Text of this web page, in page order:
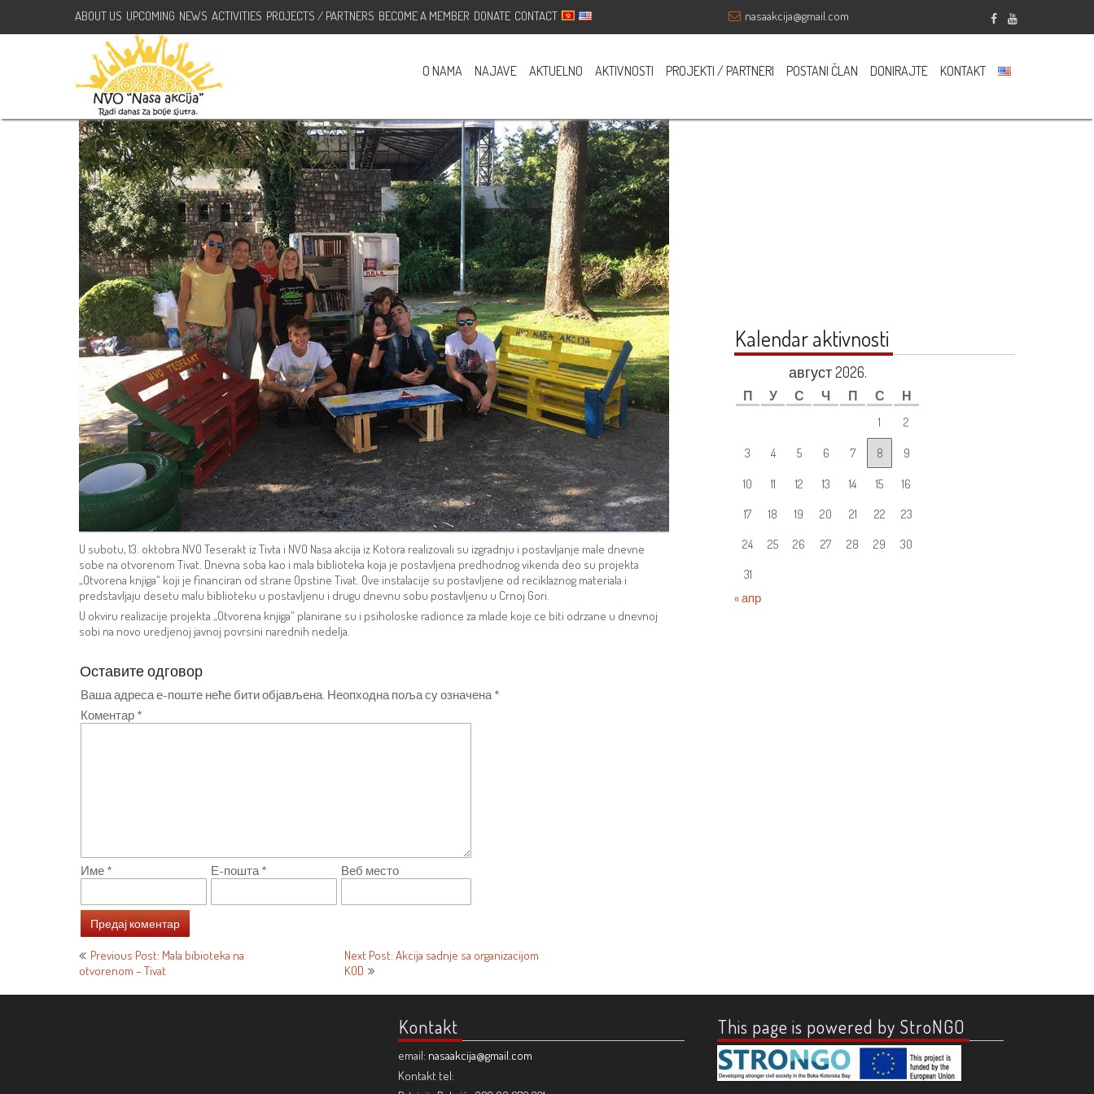
ABOUT US UPCOMING NEWS ACTIVITIES PROJECTS / PARTNERS BECOME A MEMBER DONATE CONTACT nasaakcija@gmail.com
O NAMA NAJAVE AKTUELNO AKTIVNOSTI PROJEKTI / PARTNERI POSTANI ČLAN DONIRAJTE KONTAKT
Mala dnevna soba i biblioteka na otvorenom – Tivat
октобар 13, 2018NVO Nasa Akcija
U subotu, 13. oktobra NVO Teserakt iz Tivta i NVO Nasa akcija iz Kotora realizovali su izgradnju i postavljanje male dnevne
sobe na otvorenom Tivat. Dnevna soba kao i mala biblioteka koja je postavljena predhodnog vikenda deo su projekta
„Otvorena knjiga“ koji je financiran od strane Opstine Tivat. Ove instalacije su postavljene od reciklaznog materiala i
predstavljaju desetu malu biblioteku u postavljenu i drugu dnevnu sobu postavljenu u Crnoj Gori.
U okviru realizacije projekta „Otvorena knjiga“ planirane su i psiholoske radionce za mlade koje ce biti odrzane u dnevnoj
sobi na novo uredjenoj javnoj povrsini narednih nedelja.
Оставите одговор
Ваша адреса е-поште неће бити објављена. Неопходна поља су означена*
Коментар *
Име * Е-пошта* Веб место
Кретање
чланка
Previous Post: Mala bibioteka na
otvorenom – Tivat
Next Post: Akcija sadnje sa organizacijom
KOD
Kalendar aktivnosti
август 2026.
П У С Ч П С Н
1
2
3
4 5 6 7 8
9
10
11 12 13 14 15
16
17
18 19 20 21 22
23
24
25 26 27 28 29
30
31
« апр
Kontakt
email: nasaakcija@gmail.com
Kontakt tel:
This page is powered by StroNGO